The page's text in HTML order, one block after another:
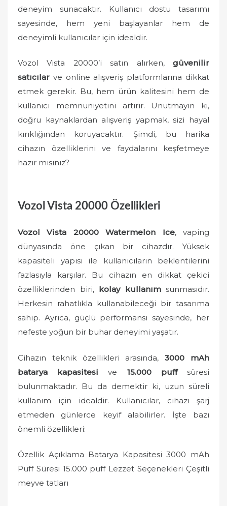
deneyim sunacaktır. Kullanıcı dostu tasarımı
sayesinde, hem yeni başlayanlar hem de
deneyimli kullanıcılar için idealdir.
Vozol Vista 20000’i satın alırken, güvenilir
satıcılar ve online alışveriş platformlarına dikkat
etmek gerekir. Bu, hem ürün kalitesini hem de
kullanıcı memnuniyetini artırır. Unutmayın ki,
doğru kaynaklardan alışveriş yapmak, sizi hayal
kırıklığından koruyacaktır. Şimdi, bu harika
cihazın özelliklerini ve faydalarını keşfetmeye
hazır mısınız?
Vozol Vista 20000 Özellikleri
Vozol Vista 20000 Watermelon Ice, vaping
dünyasında öne çıkan bir cihazdır. Yüksek
kapasiteli yapısı ile kullanıcıların beklentilerini
fazlasıyla karşılar. Bu cihazın en dikkat çekici
özelliklerinden biri, kolay kullanımsunmasıdır.
Herkesin rahatlıkla kullanabileceği bir tasarıma
sahip. Ayrıca, güçlü performansı sayesinde, her
nefeste yoğun bir buhar deneyimi yaşatır.
Cihazın teknik özellikleri arasında,3000 mAh
batarya kapasitesi ve 15.000 puffsüresi
bulunmaktadır. Bu da demektir ki, uzun süreli
kullanım için idealdir. Kullanıcılar, cihazı şarj
etmeden günlerce keyif alabilirler. İşte bazı
önemli özellikleri:
Özellik Açıklama Batarya Kapasitesi 3000 mAh
Puff Süresi 15.000 puff Lezzet Seçenekleri Çeşitli
meyve tatları